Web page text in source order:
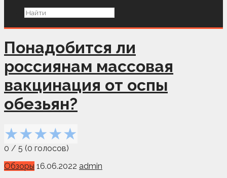
Понадобится ли
россиянам массовая
вакцинация от оспы
обезьян?
★★★★★
0 / 5 (0 голосов)
Обзоры 16.06.2022 admin